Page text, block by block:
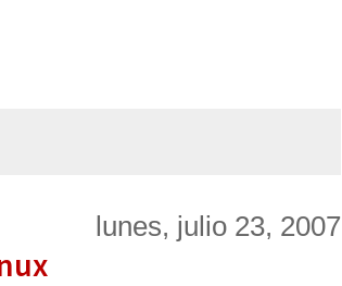
lunes, julio 23, 2007